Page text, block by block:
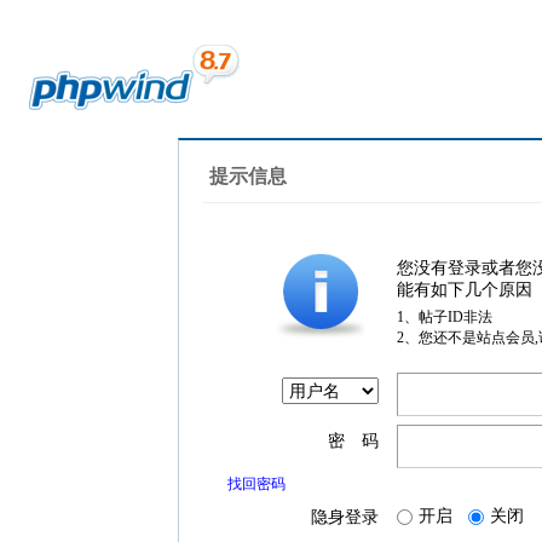
提示信息
您没有登录或者您
能有如下几个原因
1、帖子ID非法
2、您还不是站点会员
密 码
找回密码
隐身登录 开启 关闭